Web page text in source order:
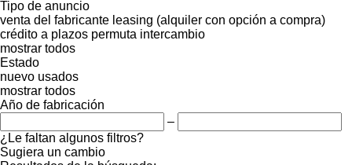
Tipo de anuncio
venta del fabricante leasing (alquiler con opción a compra)
crédito a plazos permuta intercambio
mostrar todos
Estado
nuevo usados
mostrar todos
Año de fabricación
–
¿Le faltan algunos filtros?
Sugiera un cambio